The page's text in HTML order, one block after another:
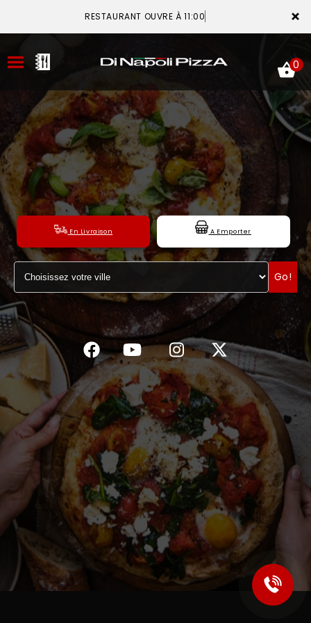
×
RESTAURANT OUVRE À 11:00
ACCUEIL
LA CARTE
VOTRE COMPTE
NOTRE RESTAURANT
VOS AVIS
MENTIONS LÉGALES
C.G.V
0
En Livraison A Emporter
Go!